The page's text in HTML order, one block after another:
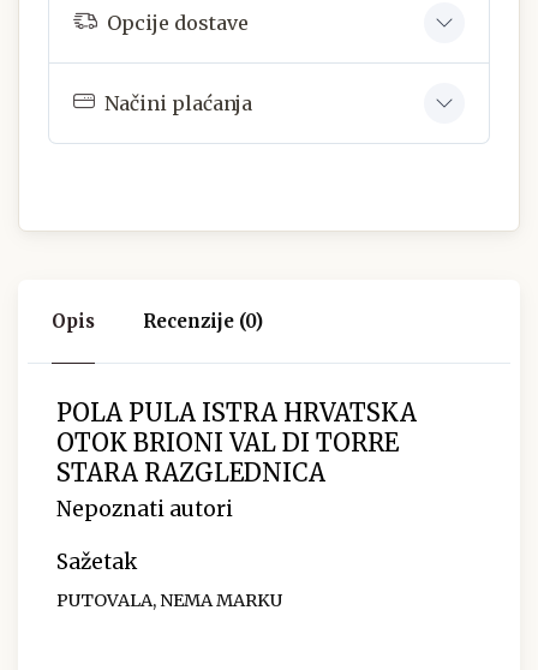
Opcije dostave
Načini plaćanja
Opis Recenzije (0)
POLA PULA ISTRA HRVATSKA
OTOK BRIONI VAL DI TORRE
STARA RAZGLEDNICA
Nepoznati autori
Sažetak
PUTOVALA, NEMA MARKU